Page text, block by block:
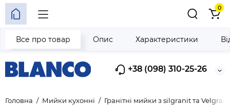
+38 (098) 310-25-26
0
Головна Мийки кухонні Гранітні мийки з silgranit та
Все про товар Опис Характеристики